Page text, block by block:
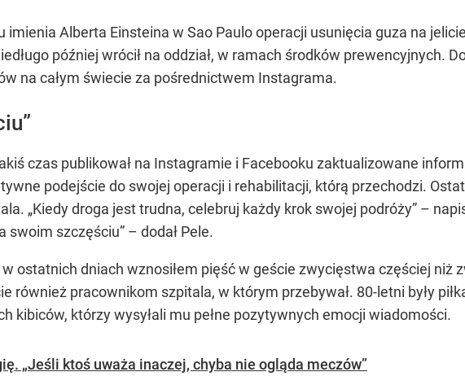
imienia Alberta Einsteina w Sao Paulo operacji usunięcia guza na
później wrócił na oddział, w ramach środków prewencyjnych.
na całym świecie za pośrednictwem Instagrama.
czas publikował na Instagramie i Facebooku zaktualizowane
podejście do swojej operacji i rehabilitacji, którą przechodzi.
„Kiedy droga jest trudna, celebruj każdy krok swojej podróży” –
szczęściu” – dodał Pele.
ostatnich dniach wznosiłem pięść w geście zwycięstwa częściej niż
również pracownikom szpitala, w którym przebywał. 80-letni były
kibiców, którzy wysyłali mu pełne pozytywnych emocji wiadomości.
„Jeśli ktoś uważa inaczej, chyba nie ogląda meczów”